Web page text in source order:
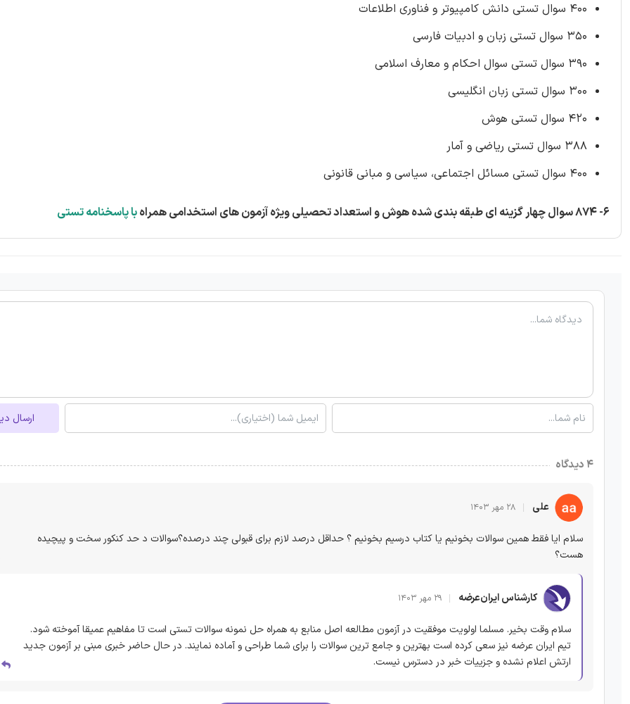
400 سوال تستی دانش کامپیوتر و فناوری اطلاعات
350 سوال تستی زبان و ادبیات فارسی
390 سوال تستی سوال احکام و معارف اسلامی
300 سوال تستی زبان انگلیسی
420 سوال تستی هوش
388 سوال تستی ریاضی و آمار
400 سوال تستی مسائل اجتماعی، سیاسی و مبانی قانونی
6- 874 سوال چهار گزینه ای طبقه بندی شده هوش و استعداد تحصیلی ویژه آزمون های استخدامی همراه با پاسخنامه تستی
ارسال
۴ دیدگاه
علی ۲۸ مهر ۱۴۰۳
سلام ایا فقط همین سوالات بخونیم یا کتاب درسیم بخونیم ؟ حداقل درصد لازم برای قبولی چند درصده؟سوالات د حد کنکور سخت و پیچیده
هست؟
کارشناس ایران‌عرضه ۲۹ مهر ۱۴۰۳
سلام وقت بخیر. مسلما اولویت موفقیت در آزمون مطالعه اصل منابع به همراه حل نمونه سوالات تستی است تا مفاهیم عمیقا آموخته شود.
تیم ایران عرضه نیز سعی کرده است بهترین و جامع ترین سوالات را برای شما طراحی و آماده نمایند. در حال حاضر خبری مبنی بر آزمون جدید
ارتش اعلام نشده و جزییات خبر در دسترس نیست.